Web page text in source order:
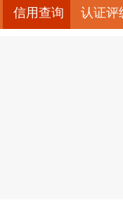
信用查询 认证评